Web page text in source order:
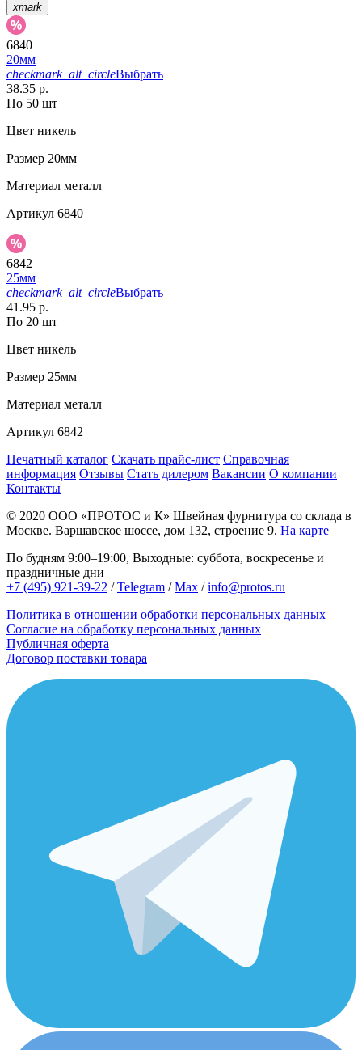
xmark
6840
20мм
checkmark_alt_circleВыбрать
38.35 р.
По 50 шт
Цвет никель
Размер 20мм
Материал металл
Артикул 6840
6842
25мм
checkmark_alt_circleВыбрать
41.95 р.
По 20 шт
Цвет никель
Размер 25мм
Материал металл
Артикул 6842
Печатный каталог Скачать прайс-лист Справочная
информация Отзывы Стать дилером Вакансии О компании
Контакты
© 2020 ООО «ПРОТОС и К» Швейная фурнитура со склада в
Москве. Варшавское шоссе, дом 132, строение 9. На карте
По будням 9:00–19:00, Выходные: суббота, воскресенье и
праздничные дни
+7 (495) 921-39-22 /Telegram /Max /info@protos.ru
Политика в отношении обработки персональных данных
Согласие на обработку персональных данных
Публичная оферта
Договор поставки товара